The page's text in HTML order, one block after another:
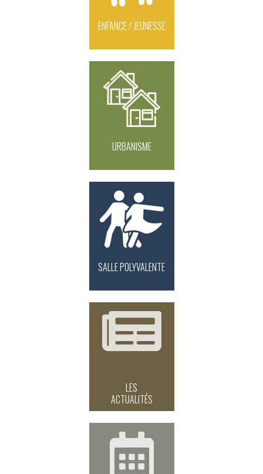
ENFANCE / JEUNESSE
URBANISME
SALLE POLYVALENTE
LES
ACTUALITÉS